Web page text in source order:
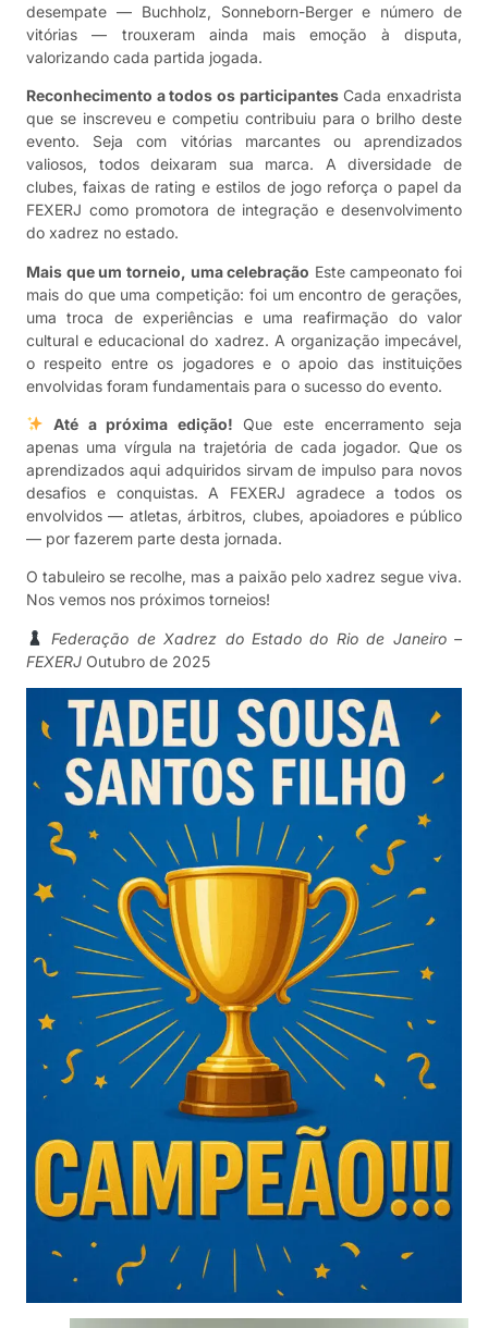
desempate — Buchholz, Sonneborn-Berger e número de
vitórias — trouxeram ainda mais emoção à disputa,
valorizando cada partida jogada.
Reconhecimento a todos os participantesCada enxadrista
que se inscreveu e competiu contribuiu para o brilho deste
evento. Seja com vitórias marcantes ou aprendizados
valiosos, todos deixaram sua marca. A diversidade de
clubes, faixas de rating e estilos de jogo reforça o papel da
FEXERJ como promotora de integração e desenvolvimento
do xadrez no estado.
Mais que um torneio, uma celebração Este campeonato foi
mais do que uma competição: foi um encontro de gerações,
uma troca de experiências e uma reafirmação do valor
cultural e educacional do xadrez. A organização impecável,
o respeito entre os jogadores e o apoio das instituições
envolvidas foram fundamentais para o sucesso do evento.
Até a próxima edição! Que este encerramento seja
apenas uma vírgula na trajetória de cada jogador. Que os
aprendizados aqui adquiridos sirvam de impulso para novos
desafios e conquistas. A FEXERJ agradece a todos os
envolvidos — atletas, árbitros, clubes, apoiadores e público
— por fazerem parte desta jornada.
O tabuleiro se recolhe, mas a paixão pelo xadrez segue viva.
Nos vemos nos próximos torneios!
Federação de Xadrez do Estado do Rio de Janeiro –
FEXERJ Outubro de 2025